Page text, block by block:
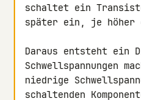
schaltet ein
später ein, je höher
Daraus entsteht ein
Schwellspannungen
niedrige
schaltenden